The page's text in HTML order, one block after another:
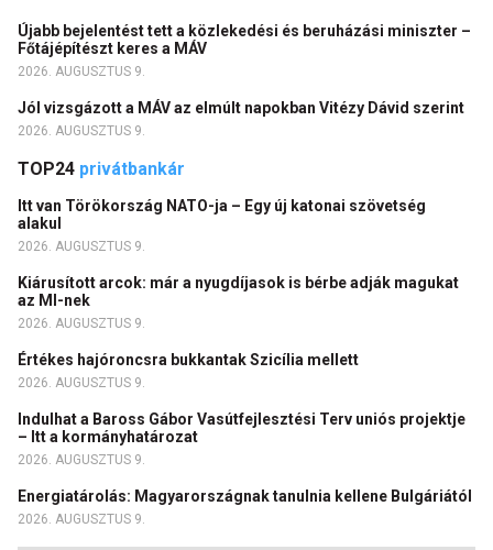
Újabb bejelentést tett a közlekedési és beruházási miniszter –
Főtájépítészt keres a MÁV
2026. AUGUSZTUS 9.
Jól vizsgázott a MÁV az elmúlt napokban Vitézy Dávid szerint
2026. AUGUSZTUS 9.
TOP24 privátbankár
Itt van Törökország NATO-ja – Egy új katonai szövetség
alakul
2026. AUGUSZTUS 9.
Kiárusított arcok: már a nyugdíjasok is bérbe adják magukat
az MI-nek
2026. AUGUSZTUS 9.
Értékes hajóroncsra bukkantak Szicília mellett
2026. AUGUSZTUS 9.
Indulhat a Baross Gábor Vasútfejlesztési Terv uniós projektje
– Itt a kormányhatározat
2026. AUGUSZTUS 9.
Energiatárolás: Magyarországnak tanulnia kellene Bulgáriától
2026. AUGUSZTUS 9.